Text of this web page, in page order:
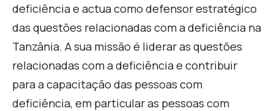
deficiência e actua como defensor estratégico
das questões relacionadas com a deficiência na
Tanzânia. A sua missão é liderar as questões
relacionadas com a deficiência e contribuir
para a capacitação das pessoas com
deficiência, em particular as pessoas com